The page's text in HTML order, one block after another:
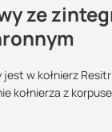
ze
w kołnierz
kołnierza z
lub
się z nami